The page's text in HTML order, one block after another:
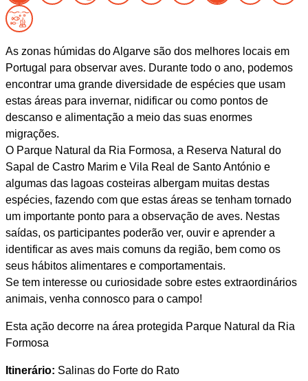
As zonas húmidas do Algarve são dos melhores locais em
Portugal para observar aves. Durante todo o ano, podemos
encontrar uma grande diversidade de espécies que usam
estas áreas para invernar, nidificar ou como pontos de
descanso e alimentação a meio das suas enormes
migrações.
O Parque Natural da Ria Formosa, a Reserva Natural do
Sapal de Castro Marim e Vila Real de Santo António e
algumas das lagoas costeiras albergam muitas destas
espécies, fazendo com que estas áreas se tenham tornado
um importante ponto para a observação de aves. Nestas
saídas, os participantes poderão ver, ouvir e aprender a
identificar as aves mais comuns da região, bem como os
seus hábitos alimentares e comportamentais.
Se tem interesse ou curiosidade sobre estes extraordinários
animais, venha connosco para o campo!
Esta ação decorre na área protegida Parque Natural da Ria
Formosa
Itinerário: Salinas do Forte do Rato